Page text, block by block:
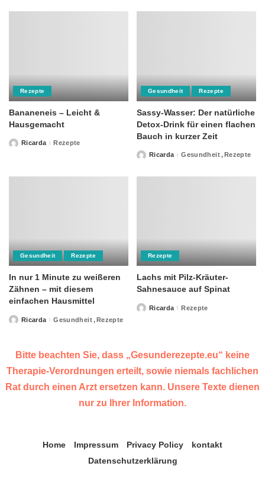
Rezepte
Bananeneis – Leicht &
Hausgemacht
PostedRicarda Rezepte
Gesundheit Rezepte
Sassy-Wasser: Der natürliche
Detox-Drink für einen flachen
Bauch in kurzer Zeit
PostedRicarda Gesundheit Rezepte
Gesundheit Rezepte
In nur 1 Minute zu weißeren
Zähnen – mit diesem
einfachen Hausmittel
PostedRicarda Gesundheit Rezepte
Rezepte
Lachs mit Pilz-Kräuter-
Sahnesauce auf Spinat
PostedRicarda Rezepte
Bitte beachten Sie, dass „Gesunderezepte.eu“ keine
Therapie-Verordnungen erteilt, sowie niemals fachlichen
Rat durch einen Arzt ersetzen kann. Unsere Texte dienen
nur zu Ihrer Information.
Home Impressum Privacy Policy
kontakt
Datenschutzerklärung